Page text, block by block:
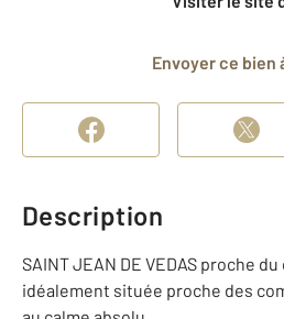
Envoyer ce bien
Description
SAINT JEAN DE VEDAS proche
idéalement située proche des